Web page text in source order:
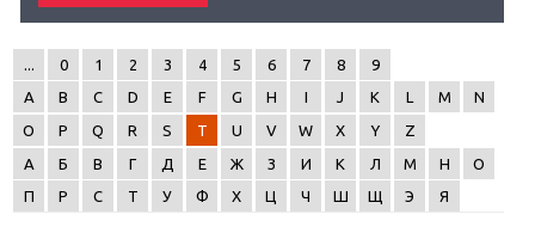
0 1 2 3 4 5 6 7 8
9
A
B C D E F G H I J K L M
N
O
P Q R S T U V W X Y
Z
А
Б В Г Д Е Ж З И К Л М Н
О
П
Р С Т У Ф Х Ц Ч Ш Щ Э Я